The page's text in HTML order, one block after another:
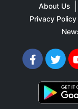
About Us
Privacy Policy